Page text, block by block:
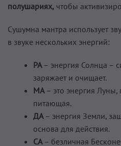
полушариях, чтобы
Сушумна мантра использует
в звуке нескольких энергий:
РА– энергия Солнца –
заряжает и очищает.
МА– это энергия
питающая.
ДА– энергия Земли,
основа для действия.
СА– безличная